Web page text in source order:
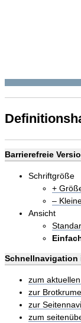
Barrierefreie
Schriftgröße
+
–
Ansicht
Schnellnavigation
zum
zur
zur
zum